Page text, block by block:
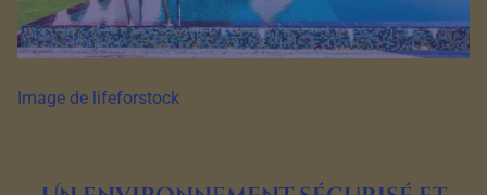
Image de lifeforstock